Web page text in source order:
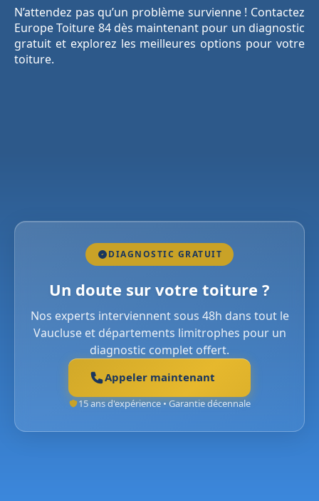
N’attendez pas qu’un problème survienne ! Contactez
Europe Toiture 84 dès maintenant pour un diagnostic
gratuit et explorez les meilleures options pour votre
toiture.
DIAGNOSTIC GRATUIT
Un doute sur votre toiture ?
Nos experts interviennent sous 48h dans tout le
Vaucluse et départements limitrophes pour un
diagnostic complet offert.
Appeler maintenant
15 ans d'expérience • Garantie décennale